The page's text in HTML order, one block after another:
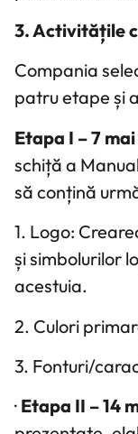
3. Activitățile
Compania
patru etape și
Etapa I – 7
schiță a
să conțină
1. Logo:
și simbolurilor
acestuia.
2. Culori
3. Fonturi/
· Etapa II – 14